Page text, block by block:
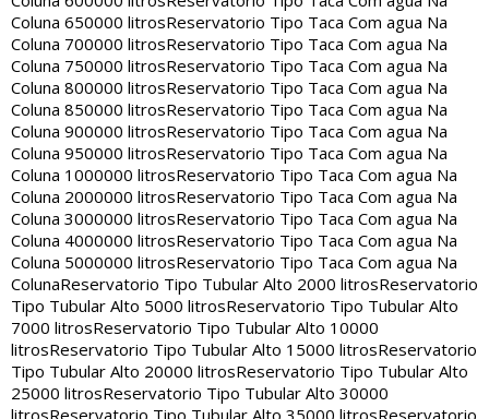
Coluna 650000 litrosReservatorio Tipo Taca Com agua Na
Coluna 700000 litrosReservatorio Tipo Taca Com agua Na
Coluna 750000 litrosReservatorio Tipo Taca Com agua Na
Coluna 800000 litrosReservatorio Tipo Taca Com agua Na
Coluna 850000 litrosReservatorio Tipo Taca Com agua Na
Coluna 900000 litrosReservatorio Tipo Taca Com agua Na
Coluna 950000 litrosReservatorio Tipo Taca Com agua Na
Coluna 1000000 litrosReservatorio Tipo Taca Com agua Na
Coluna 2000000 litrosReservatorio Tipo Taca Com agua Na
Coluna 3000000 litrosReservatorio Tipo Taca Com agua Na
Coluna 4000000 litrosReservatorio Tipo Taca Com agua Na
Coluna 5000000 litrosReservatorio Tipo Taca Com agua Na
ColunaReservatorio Tipo Tubular Alto 2000 litrosReservatorio
Tipo Tubular Alto 5000 litrosReservatorio Tipo Tubular Alto
7000 litrosReservatorio Tipo Tubular Alto 10000
litrosReservatorio Tipo Tubular Alto 15000 litrosReservatorio
Tipo Tubular Alto 20000 litrosReservatorio Tipo Tubular Alto
25000 litrosReservatorio Tipo Tubular Alto 30000